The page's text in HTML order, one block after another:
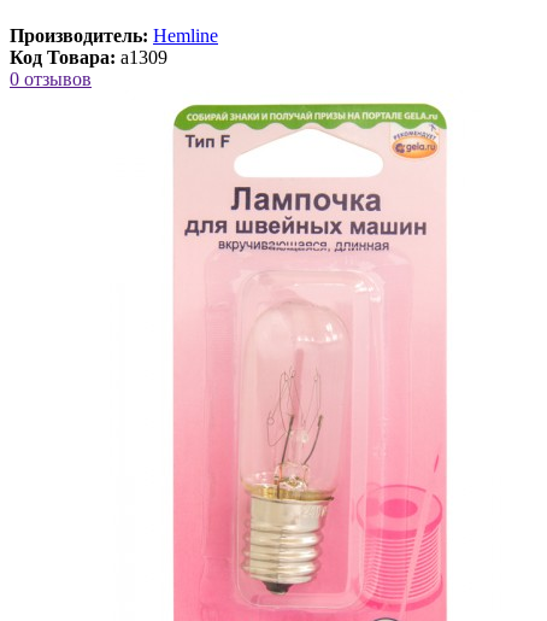
Производитель: Hemline
Код Товара: a1309
0 отзывов